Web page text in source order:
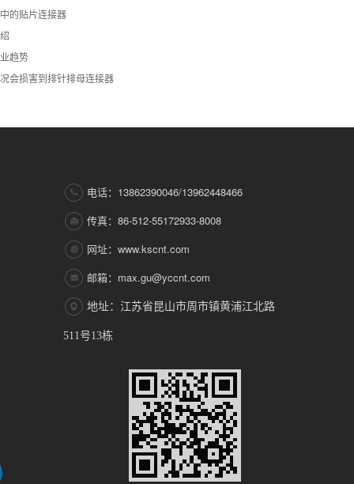
的贴片连接器
趋势
会损害到排针排母连接器
电话：13862390046/13962448466
传真：86-512-55172933-8008
网址：www.kscnt.com
邮箱：max.gu@yccnt.com
地址：江苏省昆山市周市镇黄浦江北路
511号13栋